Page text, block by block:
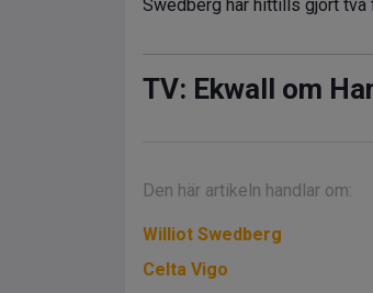
Swedberg har hittills gjort två
TV: Ekwall om
Den här artikeln handlar om:
Williot Swedberg
Celta Vigo